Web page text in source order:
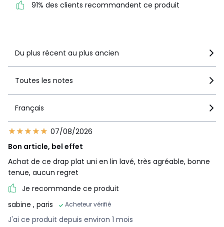
91% des clients recommandent ce produit
Du plus récent au plus ancien
Toutes les notes
Français
07/08/2026
Bon article, bel effet
Achat de ce drap plat uni en lin lavé, très agréable, bonne
tenue, aucun regret
Je recommande ce produit
sabine , paris Acheteur vérifié
J'ai ce produit depuis environ 1 mois